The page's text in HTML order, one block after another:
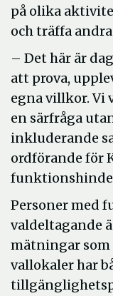
på olika
och träffa
– Det här är
att prova,
egna villkor.
en särfråga
inkluderande
ordförande för
Personer med
valdeltagande
mätningar som
vallokaler har